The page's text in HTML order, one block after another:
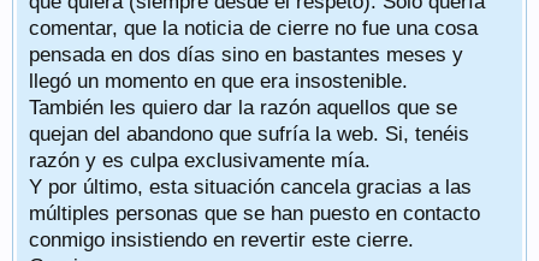
comentar, que la noticia de cierre no fue una cosa
pensada en dos días sino en bastantes meses y
llegó un momento en que era insostenible.
También les quiero dar la razón aquellos que se
quejan del abandono que sufría la web. Si, tenéis
razón y es culpa exclusivamente mía.
Y por último, esta situación cancela gracias a las
múltiples personas que se han puesto en contacto
conmigo insistiendo en revertir este cierre.